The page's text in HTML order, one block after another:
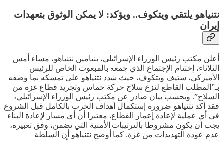
نتنياهو يلتقي ويتكوف.. ويؤكد: لا يمكن الوثوق بتعهدات
إيران
أعلن مكتب رئيس الوزراء الإسرائيلي، بنيامين نتنياهو، مساء أمس
الثلاثاء، إختتام الإجتماع الذي جمعه بالمبعوث الخاص للرئيس
الأميركي، ستيف ويتكوف، حيث شدد نتنياهو على تمسكه بما وصفه
بـ”المطلب القاطع لنزع سلاح حركة حماس وتجريد قطاع غزة من
السلاح”. وبحسب بيان صادر عن مكتب رئيس الوزراء الإسرائيلي،
فقد أكد نتنياهو ضرورة إستكمال أهداف الحرب بالكامل قبل الشروع
في أي عملية لإعادة إعمار القطاع، معتبرا أن أي مسار لإعادة البناء
يجب أن يكون مشروطا بالترتيبات الأمنية التي تضمن، وفق تعبيره،
عدم عودة التهديدات من غزة. كما أوضح نتنياهو أن السلطة